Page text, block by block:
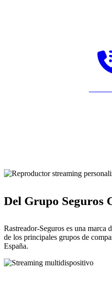
Del Grupo Seguros
Rastreador-Seguros es una marca
de los principales grupos de
España.